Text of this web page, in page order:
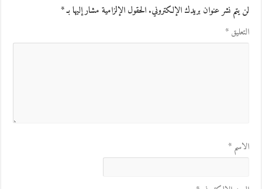
لن يتم نشر عنوان بريدك الإلكتروني.الحقول الإلزامية مشار إليها بـ*
التعليق*
الاسم*